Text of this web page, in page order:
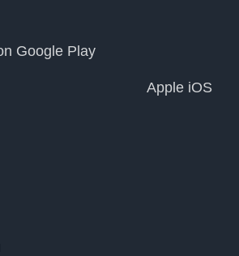
Apple iOS